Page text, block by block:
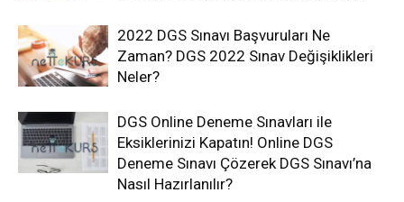
2022 DGS Sınavı Başvuruları Ne
Zaman? DGS 2022 Sınav Değişiklikleri
Neler?
DGS Online Deneme Sınavları ile
Eksiklerinizi Kapatın! Online DGS
Deneme Sınavı Çözerek DGS Sınavı’na
Nasıl Hazırlanılır?